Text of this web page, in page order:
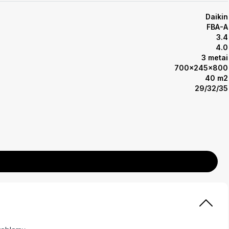
Daikin
FBA-A
3.4
4.0
3 metai
700x245x800
40 m2
29/32/35